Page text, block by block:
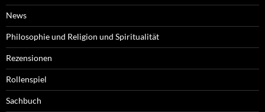
News
Philosophie und Religion und Spiritualität
Rezensionen
Rollenspiel
Sachbuch